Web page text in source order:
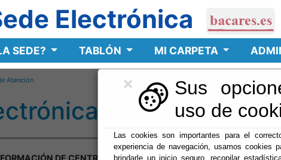
×
Sus
uso de
Las cookies son importantes para el
experiencia de navegación, usamos cookies
brindarle un inicio seguro, recopilar
Electrónica
SEDE? TABLÓN MI CARPETA
Atención
Oficinas de
DE CENTROS, TELÉFONOS Y HORARIOS DE